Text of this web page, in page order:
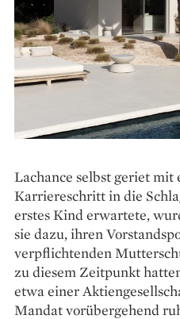
Lachance selbst geriet
Karriereschritt in die
erstes Kind erwartete,
sie dazu, ihren
verpflichtenden
zu diesem Zeitpunkt
etwa einer
Mandat vorübergehend